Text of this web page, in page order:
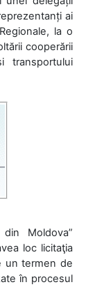
ai
la o
cooperării
transportului
Moldova”
loc licitaţia
un termen de
în procesul